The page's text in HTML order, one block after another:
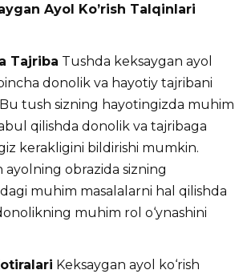
Ayol Ko’rish Talqinlari
Tajriba Tushda keksaygan ayol
donolik va hayotiy tajribani
tush sizning hayotingizda muhim
qilishda donolik va tajribaga
kerakligini bildirishi mumkin.
ayolning obrazida sizning
muhim masalalarni hal qilishda
muhim rol o‘ynashini
Keksaygan ayol ko‘rish